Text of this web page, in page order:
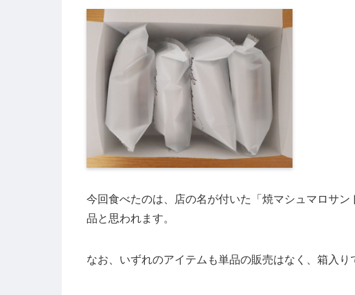
今回食べたのは、店の名が付いた「焼マシュマロサ
品と思われます。
なお、いずれのアイテムも単品の販売はなく、箱入り